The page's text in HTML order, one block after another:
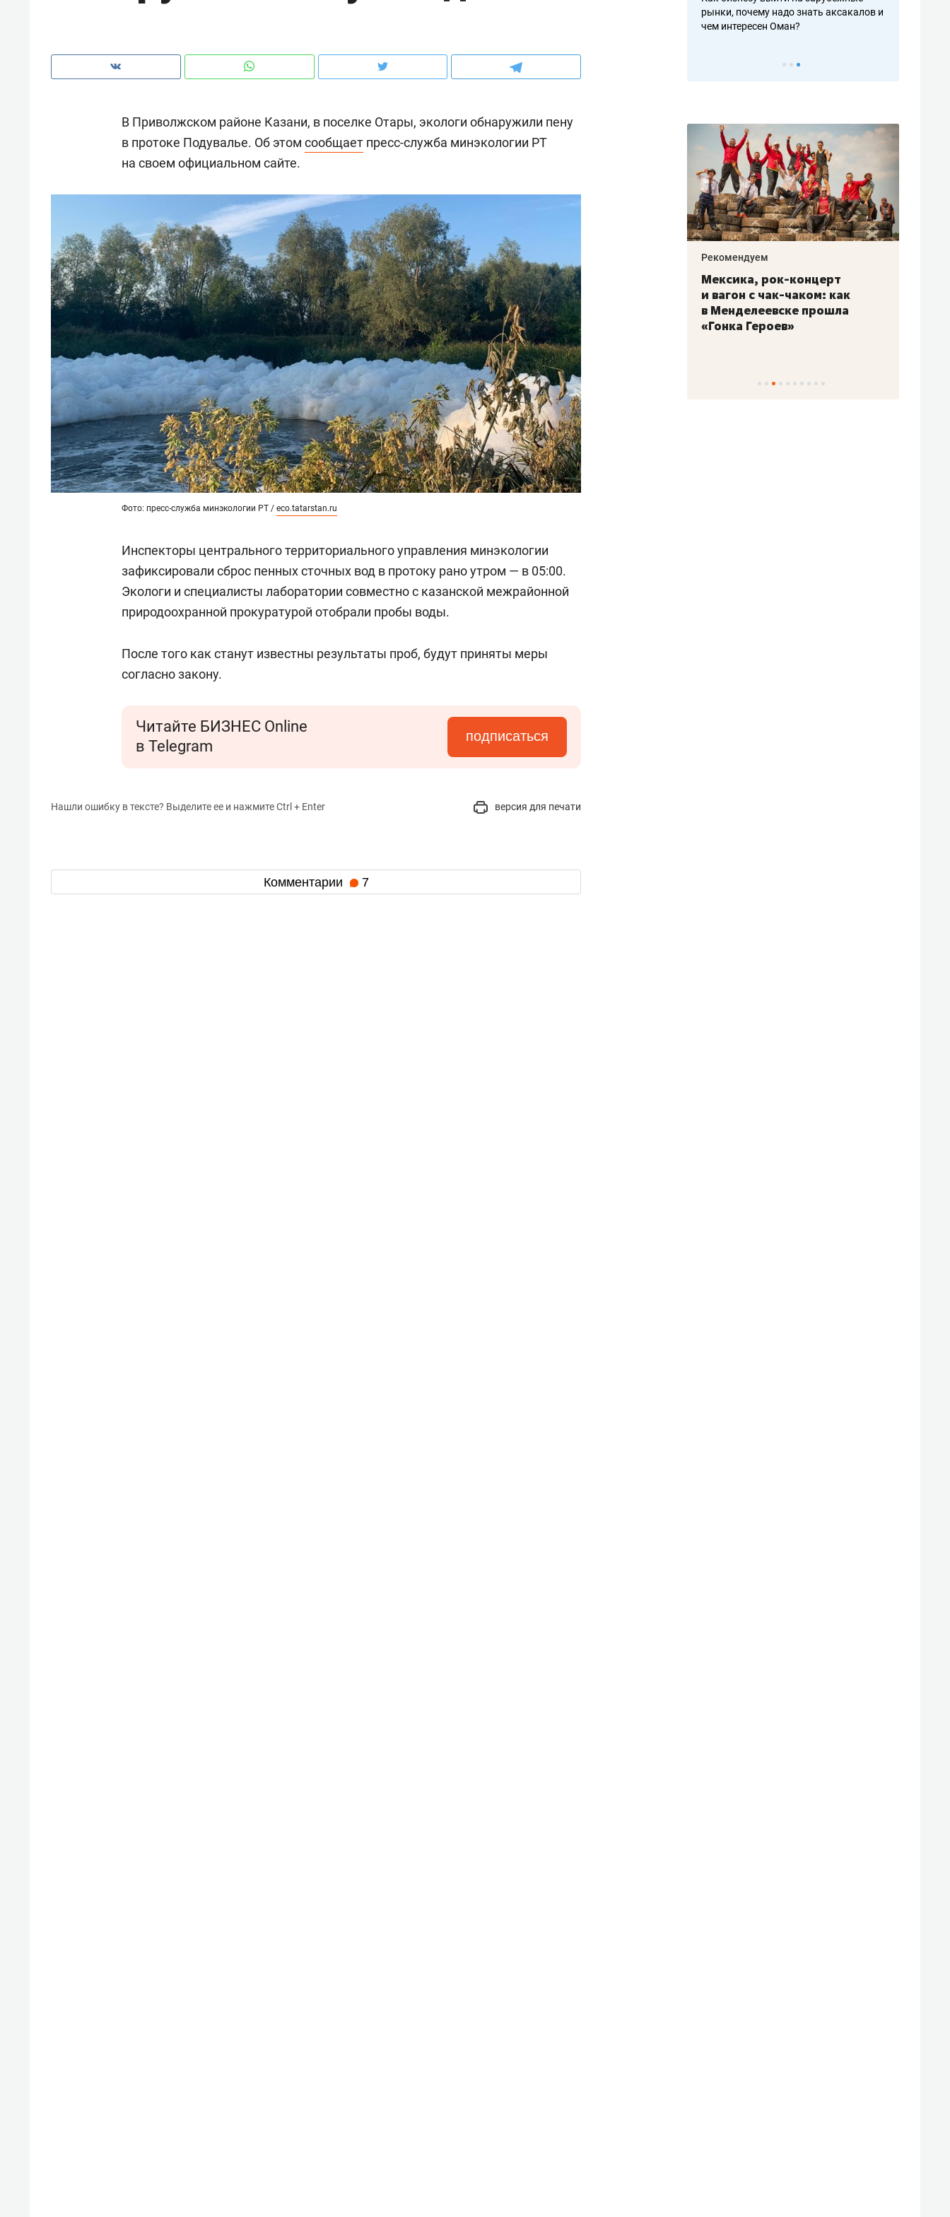
В Приволжском районе Казани, в поселке Отары, экологи обнаружили пену
в протоке Подувалье. Об этом сообщает пресс-служба минэкологии РТ
на своем официальном сайте.
Фото: пресс-служба минэкологии РТ / eco.tatarstan.ru
Инспекторы центрального территориального управления минэкологии
зафиксировали сброс пенных сточных вод в протоку рано утром — в 05:00.
Экологи и специалисты лаборатории совместно с казанской межрайонной
природоохранной прокуратурой отобрали пробы воды.
После того как станут известны результаты проб, будут приняты меры
согласно закону.
Читайте БИЗНЕС Online
в Telegram
подписаться
Нашли ошибку в тексте? Выделите ее и нажмите Ctrl + Enter версия для печати
Комментарии 7
рынки, почему надо знать аксакалов и
чем интересен Оман?
Рекомендуем
Как ГК «МИР ГРУПП» и ВТБ
создают оазис жилого
комфорта под Казанью
Рекомендуем
150 камер до квартиры и Face
ID вместо ключа: какой будет
безопасность в ЖК «Нова»
Рекомендуем
Опыт выживания в дикой
природе, работа
с ментальным и физическим
состоянием как основа
антихрупких команд
Рекомендуем
Мексика, рок-концерт
и вагон с чак-чаком: как
в Менделеевске прошла
«Гонка Героев»